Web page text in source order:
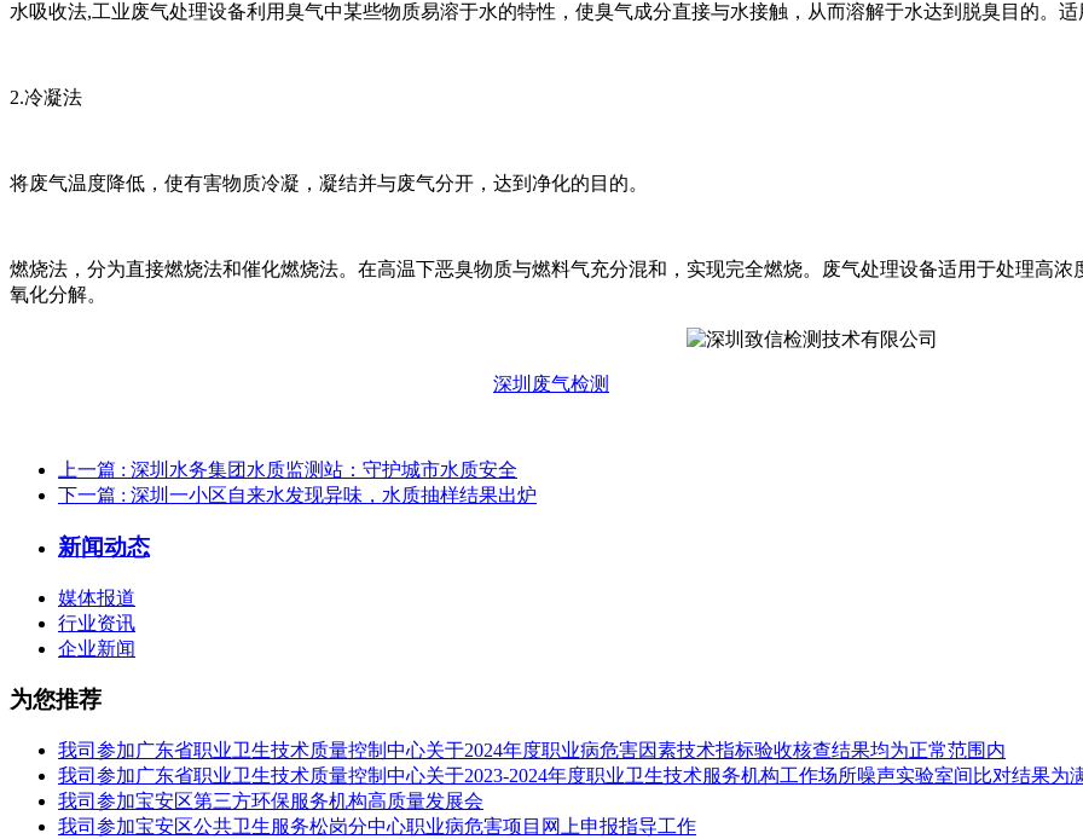
水吸收法,工业废气处理设备利用臭气中某些物质易溶于水的特性，使臭气成分直接与水接触，从而溶解于水达到脱臭目的。
2.冷凝法
将废气温度降低，使有害物质冷凝，凝结并与废气分开，达到净化的目的。
燃烧法，分为直接燃烧法和催化燃烧法。在高温下恶臭物质与燃料气充分混和，实现完全燃烧。废气处理设备适用于处理高
氧化分解。
深圳废气检测
上一篇 : 深圳水务集团水质监测站：守护城市水质安全
下一篇 : 深圳一小区自来水发现异味，水质抽样结果出炉
新闻动态
媒体报道
行业资讯
企业新闻
为您推荐
我司参加广东省职业卫生技术质量控制中心关于2024年度职业病危害因素技术指标验收核查结果均为正常范围内
我司参加广东省职业卫生技术质量控制中心关于2023-2024年度职业卫生技术服务机构工作场所噪声实验室间比对结果为
我司参加宝安区第三方环保服务机构高质量发展会
我司参加宝安区公共卫生服务松岗分中心职业病危害项目网上申报指导工作